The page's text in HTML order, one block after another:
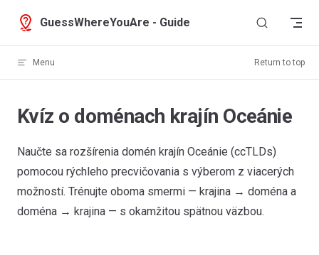
Skip to content
GuessWhereYouAre - Guide
Menu Return to top
Kvíz o doménach krajín Oceánie
Naučte sa rozšírenia domén krajín Oceánie (ccTLDs)
pomocou rýchleho precvičovania s výberom z viacerých
možností. Trénujte oboma smermi — krajina → doména a
doména → krajina — s okamžitou spätnou väzbou.